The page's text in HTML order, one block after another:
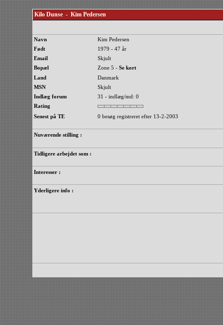
Kilo Dunse - Kim Pedersen
Navn
Kim Pedersen
Født
1979 - 47 år
Email
Skjult
Bopæl
Zone 5 - Se kort
Land
Danmark
MSN
Skjult
Indlæg forum
31 - indlæg/md: 0
Rating
Senest på TE
0 besøg registreret efter 13-2-2003
Nuværende stilling :
Tidligere arbejdet som :
Interesser :
Yderligere info :